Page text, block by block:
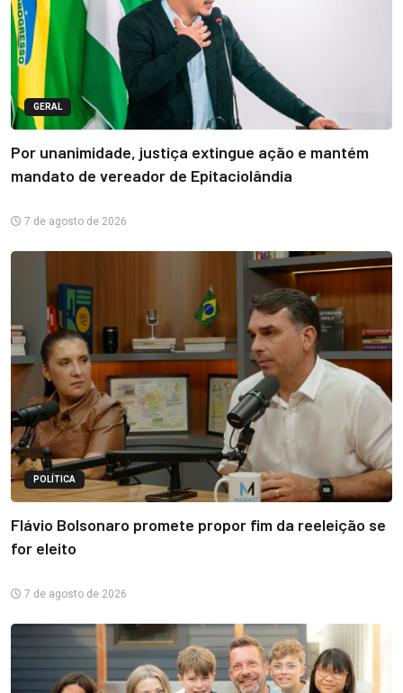
GERAL
Por unanimidade, justiça extingue ação e mantém
mandato de vereador de Epitaciolândia
7 de agosto de 2026
POLÍTICA
Flávio Bolsonaro promete propor fim da reeleição se
for eleito
7 de agosto de 2026